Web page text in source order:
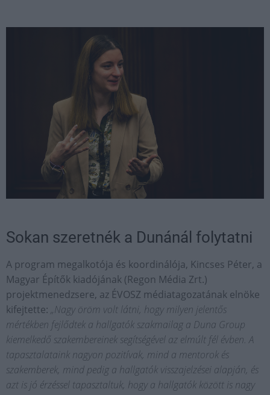
Sokan szeretnék a Dunánál folytatni
A program megalkotója és koordinálója, Kincses Péter, a
Magyar Építők kiadójának (Regon Média Zrt.)
projektmenedzsere, az ÉVOSZ médiatagozatának elnöke
kifejtette: „Nagy öröm volt látni, hogy milyen jelentős
mértékben fejlődtek a hallgatók szakmailag a Duna Group
kiemelkedő szakembereinek segítségével az elmúlt fél évben. A
tapasztalataink nagyon pozitívak, mind a mentorok és
szakemberek, mind pedig a hallgatók visszajelzései alapján, és
azt is jó érzéssel tapasztaltuk, hogy a hallgatók között is nagy